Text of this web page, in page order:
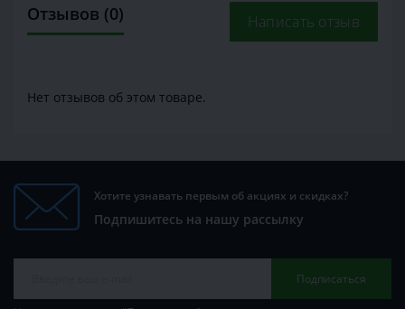
Отзывов (0) Написать отзыв
Нет отзывов об этом товаре.
Хотите узнавать первым об акциях и скидках?
Подпишитесь на нашу рассылку
Подписаться